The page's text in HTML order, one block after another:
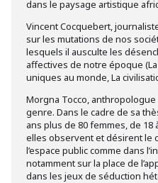
dans le paysage artistique
Vincent Cocquebert,
sur les mutations de nos
lesquels il ausculte les
affectives de notre époque
uniques au monde, La
Morgna Tocco,
genre. Dans le cadre de sa
ans plus de 80 femmes, de 18
elles observent et désirent le
l’espace public comme dans
notamment sur la place de
dans les jeux de séduction